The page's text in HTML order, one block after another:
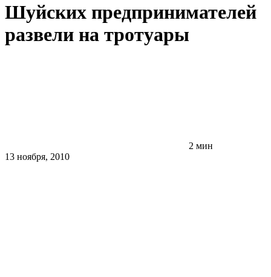
Шуйских предпринимателей
развели на тротуары
2 мин
13 ноября, 2010